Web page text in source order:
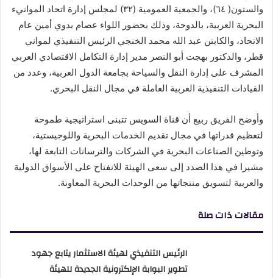
والستون( ٦٤)، والجمعية العمومية (٣٢) لمجلس إدارة اتحاد الموانيء
البحرية العربية، بالدوحة، وذلك بحضور اللواء عصام بدوي أمين عام
الاتحاد، والكابتن عبد الله محمد الخنجي الرئيس التنفيذي لمواني
قطر، والدكتور بهجت أبو النصر مدير إدارة التكامل الاقتصادي العربي
المشرف على إدارة النقل والسياحة بجامعة الدول العربية، وعدد من
القيادات التنفيذية العربية العاملة في مجال النقل البحري.
وأوضح الفريق ربيع أن قناة السويس تتبنى استراتيجية طموحة
لتعظيم قدراتها في مجال تقديم الخدمات البحرية واللوجيستية،
وتوطين الصناعات البحرية في الشركات والترسانات التابعة لها،
مشيرا في هذا الصدد إلى سعى الهيئة للانفتاح على الأسواق الدولية
والعربية لتسويق منتجاتها من الوحدات البحرية المعاونة.
مقالات ذات صلة
الرئيس التنفيذي لهيئة الاستثمار يتابع جهود
تطوير البوابة الإلكترونية الجديدة للهيئة